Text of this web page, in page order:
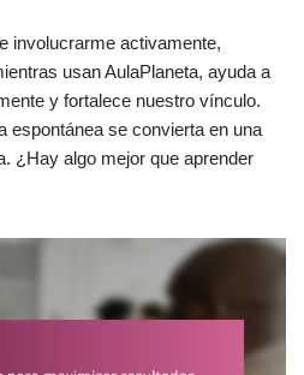
involucrarme activamente,
usan AulaPlaneta, ayuda a
y fortalece nuestro vínculo.
espontánea se convierta en una
¿Hay algo mejor que aprender